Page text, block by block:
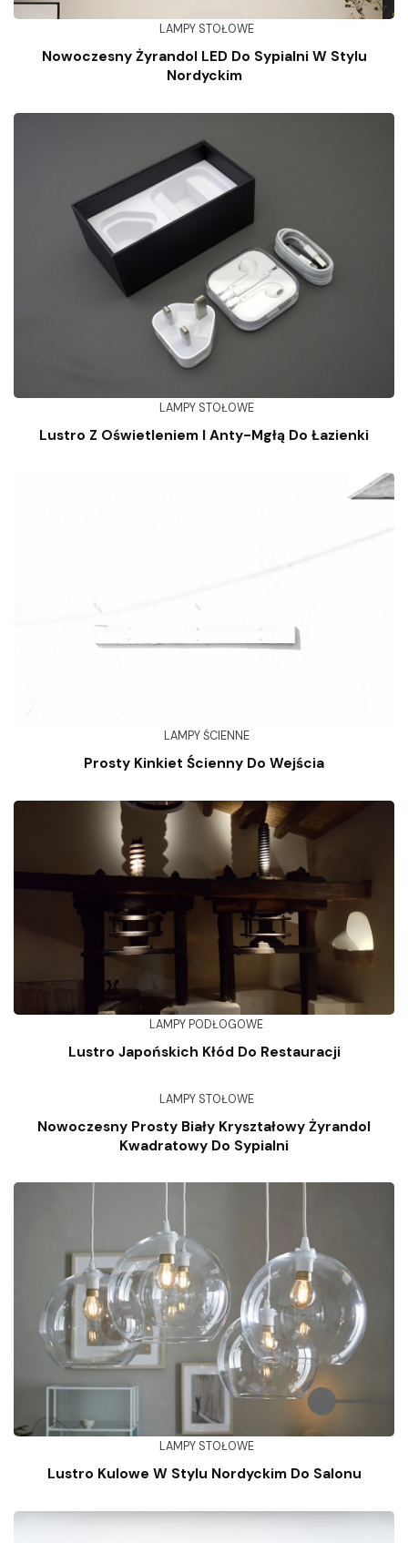
LAMPY STOŁOWE
Nowoczesny Żyrandol LED Do Sypialni W Stylu
Nordyckim
LAMPY STOŁOWE
Lustro Z Oświetleniem I Anty-Mgłą Do Łazienki
LAMPY ŚCIENNE
Prosty Kinkiet Ścienny Do Wejścia
LAMPY PODŁOGOWE
Lustro Japońskich Kłód Do Restauracji
LAMPY STOŁOWE
Nowoczesny Prosty Biały Kryształowy Żyrandol
Kwadratowy Do Sypialni
LAMPY STOŁOWE
Lustro Kulowe W Stylu Nordyckim Do Salonu